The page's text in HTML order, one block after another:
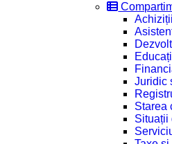
Juridic
Starea
Situații